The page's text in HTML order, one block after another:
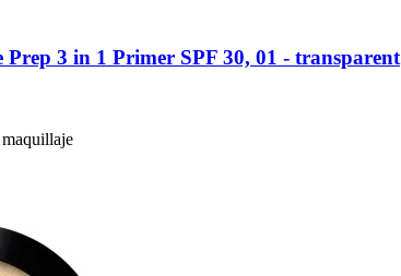
Prep 3 in 1 Primer SPF 30, 01 -​ transparent